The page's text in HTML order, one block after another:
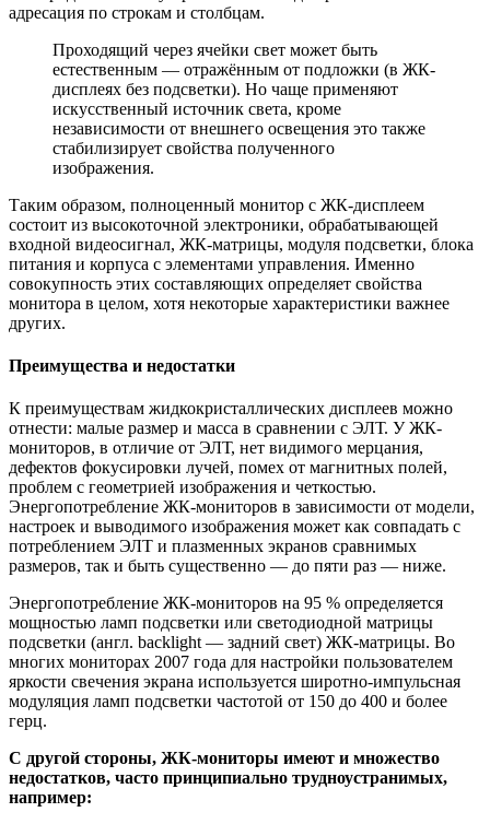
адресация по строкам и столбцам.
Проходящий через ячейки свет может быть
естественным — отражённым от подложки (в ЖК-
дисплеях без подсветки). Но чаще применяют
искусственный источник света, кроме
независимости от внешнего освещения это также
стабилизирует свойства полученного
изображения.
Таким образом, полноценный монитор с ЖК-дисплеем
состоит из высокоточной электроники, обрабатывающей
входной видеосигнал, ЖК-матрицы, модуля подсветки, блока
питания и корпуса с элементами управления. Именно
совокупность этих составляющих определяет свойства
монитора в целом, хотя некоторые характеристики важнее
других.
Преимущества и недостатки
К преимуществам жидкокристаллических дисплеев можно
отнести: малые размер и масса в сравнении с ЭЛТ. У ЖК-
мониторов, в отличие от ЭЛТ, нет видимого мерцания,
дефектов фокусировки лучей, помех от магнитных полей,
проблем с геометрией изображения и четкостью.
Энергопотребление ЖК-мониторов в зависимости от модели,
настроек и выводимого изображения может как совпадать с
потреблением ЭЛТ и плазменных экранов сравнимых
размеров, так и быть существенно — до пяти раз — ниже.
Энергопотребление ЖК-мониторов на 95 % определяется
мощностью ламп подсветки или светодиодной матрицы
подсветки (англ. backlight — задний свет) ЖК-матрицы. Во
многих мониторах 2007 года для настройки пользователем
яркости свечения экрана используется широтно-импульсная
модуляция ламп подсветки частотой от 150 до 400 и более
герц.
С другой стороны, ЖК-мониторы имеют и множество
недостатков, часто принципиально трудноустранимых,
например: